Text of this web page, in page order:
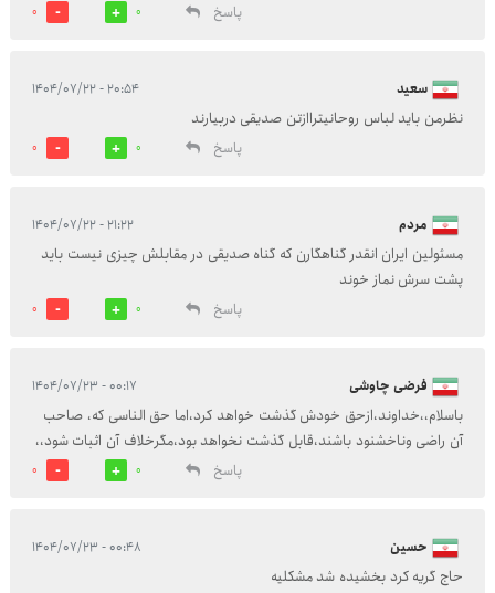
پاسخ
0
0
سعید ۲۰:۵۴ - ۱۴۰۴/۰۷/۲۲
نظرمن باید لباس روحانیتراازتن صدیقی دربیارند
پاسخ
0
0
مردم ۲۱:۲۲ - ۱۴۰۴/۰۷/۲۲
مسئولین‌ ایران‌ انقدر‌ گناهگارن‌ که‌ گناه‌ صدیقی‌ در‌ مقابلش‌ چیزی‌ نیست‌ باید‌
پشت‌ سرش‌ نماز‌ خوند
پاسخ
0
0
فرضی چاوشی ۰۰:۱۷ - ۱۴۰۴/۰۷/۲۳
باسلام،،خداوند،ازحق خودش گذشت خواهد کرد،اما حق الناسی که، صاحب
آن راضی وناخشنود باشند،قابل گذشت نخواهد بود،مگرخلاف آن اثبات شود،،
پاسخ
0
0
حسین ۰۰:۴۸ - ۱۴۰۴/۰۷/۲۳
حاج گریه کرد بخشیده شد مشکلیه